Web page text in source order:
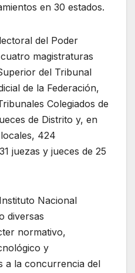
en 30 estados.
del Poder
magistraturas
del Tribunal
de la Federación,
Colegiados de
de Distrito y, en
424
juezas y jueces de 25
Nacional
diversas
normativo,
y
a la concurrencia del